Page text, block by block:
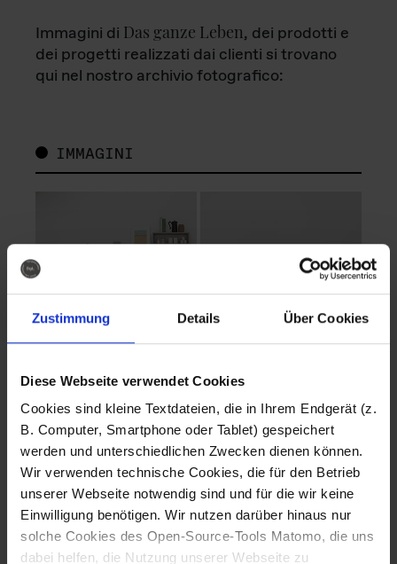
Zustimmung Details Über Cookies
Diese Webseite verwendet Cookies
Cookies sind kleine Textdateien, die in Ihrem Endgerät (z.
B. Computer, Smartphone oder Tablet) gespeichert
werden und unterschiedlichen Zwecken dienen können.
Wir verwenden technische Cookies, die für den Betrieb
unserer Webseite notwendig sind und für die wir keine
Einwilligung benötigen. Wir nutzen darüber hinaus nur
solche Cookies des Open-Source-Tools Matomo, die uns
dabei helfen, die Nutzung unserer Webseite zu
Immagini di Das ganze Leben, dei prodotti e
dei progetti realizzati dai clienti si trovano
qui nel nostro archivio fotografico:
IMMAGINI
Fotografo: Lorenz
Sternbach
Download
Fotografo: Lorenz
Sternbach
Download